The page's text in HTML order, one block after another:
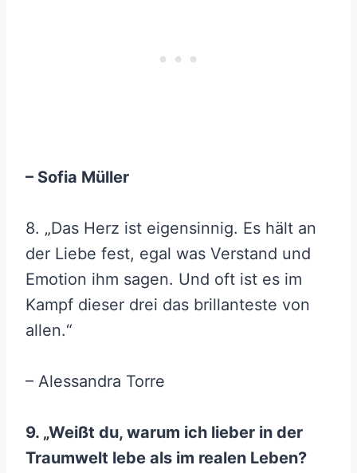
– Sofia Müller
8. „Das Herz ist eigensinnig. Es hält an
der Liebe fest, egal was Verstand und
Emotion ihm sagen. Und oft ist es im
Kampf dieser drei das brillanteste von
allen.“
– Alessandra Torre
9. „Weißt du, warum ich lieber in der
Traumwelt lebe als im realen Leben?